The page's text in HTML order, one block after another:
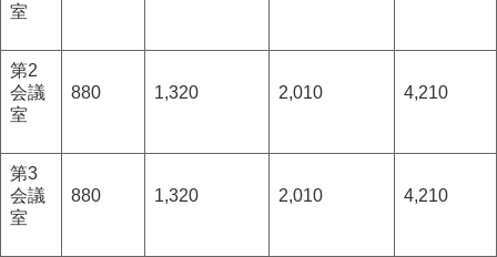
室
第2
会議
室
880 1,320 2,010 4,210
第3
会議
室
880 1,320 2,010 4,210